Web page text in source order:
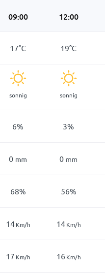
09:00 12:00
17°C 19°C
sonnig sonnig
6% 3%
0 mm 0 mm
68% 56%
14 Km/h 14 Km/h
17 Km/h 16 Km/h